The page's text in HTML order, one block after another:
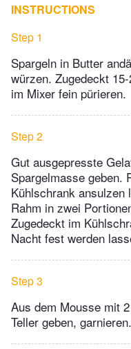
INSTRUCTIONS
Step 1
Spargeln in Butter
würzen. Zugedeckt
im Mixer fein pürieren.
Step 2
Gut ausgepresste
Spargelmasse geben.
Kühlschrank
Rahm in zwei
Zugedeckt im
Nacht fest werden
Step 3
Aus dem Mousse mit
Teller geben, garnieren.